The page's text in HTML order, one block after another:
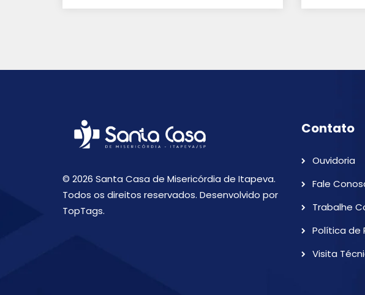
© 2026 Santa Casa de Misericórdia de Itapeva.
Todos os direitos reservados. Desenvolvido por
TopTags.
Contato
Ouvidoria
Fale
Trabalhe
Política de
Visita